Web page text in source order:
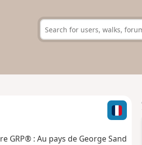
GRP® : Au pays de George Sand